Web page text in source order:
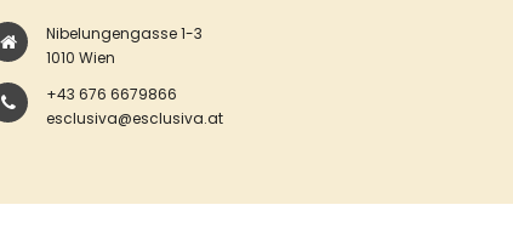
Nibelungengasse 1-3
1010 Wien
+43 676 6679866
esclusiva@esclusiva.at